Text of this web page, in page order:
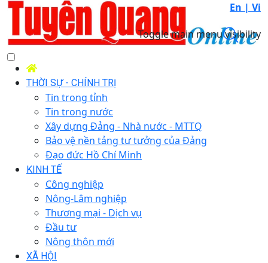
En | Vi
Toggle main menu visibility
THỜI SỰ - CHÍNH TRỊ
Tin trong tỉnh
Tin trong nước
Xây dựng Đảng - Nhà nước - MTTQ
Bảo vệ nền tảng tư tưởng của Đảng
Đạo đức Hồ Chí Minh
KINH TẾ
Công nghiệp
Nông-Lâm nghiệp
Thương mại - Dịch vụ
Đầu tư
Nông thôn mới
XÃ HỘI